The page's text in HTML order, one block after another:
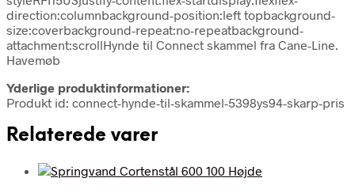
direction:columnbackground-position:left topbackground-
size:coverbackground-repeat:no-repeatbackground-
attachment:scrollHynde til Connect skammel fra Cane-Line.
Havemøb
Yderlige produktinformationer:
Produkt id: connect-hynde-til-skammel-5398ys94-skarp-pris
Relaterede varer